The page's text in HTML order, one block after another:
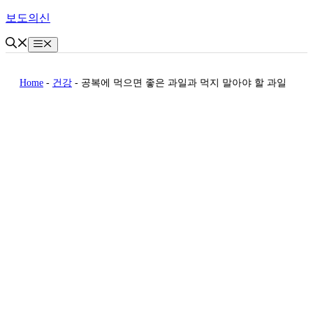
Skip
content
보도의신
Menu
Home - 건강 - 공복에 먹으면 좋은 과일과 먹지 말아야 할 과일